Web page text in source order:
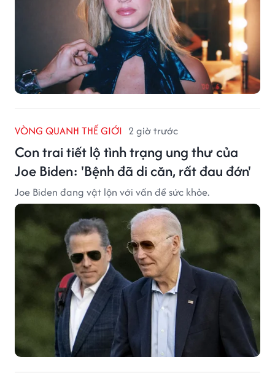
VÒNG QUANH THẾ GIỚI 2 giờ trước
Con trai tiết lộ tình trạng ung thư của
Joe Biden: 'Bệnh đã di căn, rất đau đớn'
Joe Biden đang vật lộn với vấn đề sức khỏe.